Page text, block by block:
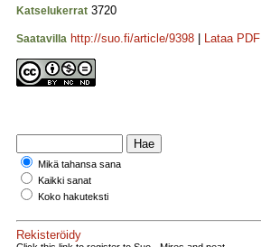
Katselukerrat 3720
Saatavilla http://suo.fi/article/9398 Lataa PDF
Mikä tahansa sana
Kaikki sanat
Koko hakuteksti
Rekisteröidy